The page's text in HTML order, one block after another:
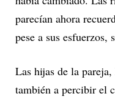
parecían ahora
pese a sus esfuerzos,
Las hijas de la
también a percibir el